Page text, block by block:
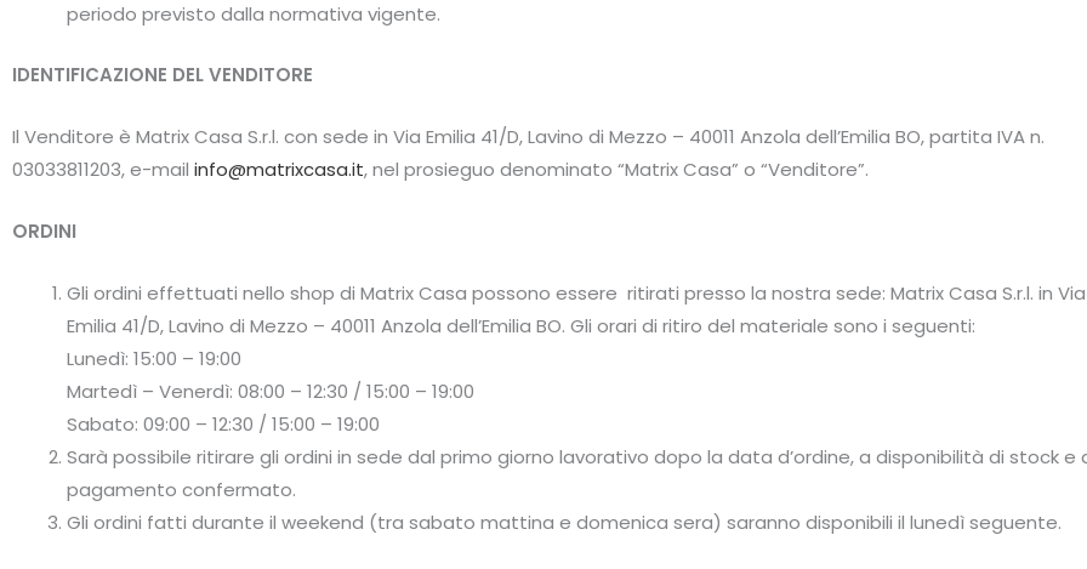
periodo previsto dalla normativa vigente.
IDENTIFICAZIONE DEL VENDITORE
Il Venditore è Matrix Casa S.r.l. con sede in Via Emilia 41/D, Lavino di Mezzo – 40011 Anzola dell’Emilia BO, partita IVA n.
03033811203, e-mail info@matrixcasa.it, nel prosieguo denominato “Matrix Casa” o “Venditore”.
ORDINI
Gli ordini effettuati nello shop di Matrix Casa possono essere ritirati presso la nostra sede: Matrix Casa S.r.l. in Via
Emilia 41/D, Lavino di Mezzo – 40011 Anzola dell’Emilia BO. Gli orari di ritiro del materiale sono i seguenti:
Lunedì: 15:00 – 19:00
Martedì – Venerdì: 08:00 – 12:30 / 15:00 – 19:00
Sabato: 09:00 – 12:30 / 15:00 – 19:00
Sarà possibile ritirare gli ordini in sede dal primo giorno lavorativo dopo la data d’ordine, a disponibilità di stock e
pagamento confermato.
Gli ordini fatti durante il weekend (tra sabato mattina e domenica sera) saranno disponibili il lunedì seguente.